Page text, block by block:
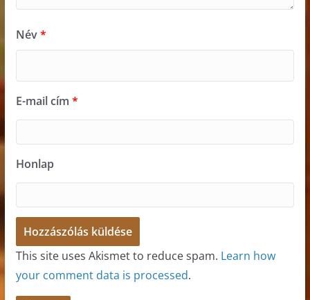
Név*
E-mail cím *
Honlap
This site uses Akismet to reduce spam. Learn how
your comment data is processed.